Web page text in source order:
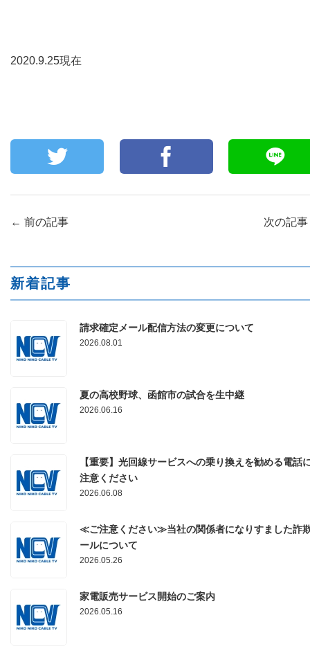
2020.9.25現在
← 前の記事 次の記事
新着記事
請求確定メール配信方法の変更について
2026.08.01
夏の高校野球、函館市の試合を生中継
2026.06.16
【重要】光回線サービスへの乗り換えを勧める電話
注意ください
2026.06.08
≪ご注意ください≫当社の関係者になりすました詐
ールについて
2026.05.26
家電販売サービス開始のご案内
2026.05.16